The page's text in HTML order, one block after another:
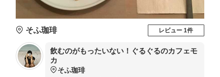
そふ珈琲 レビュー 1件
飲むのがもったいない！ぐるぐるのカフェモ
カ
そふ珈琲